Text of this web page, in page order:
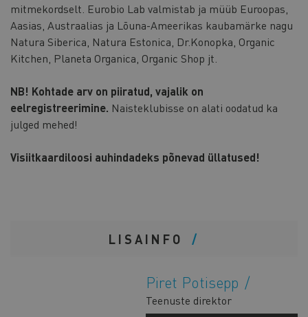
mitmekordselt. Eurobio Lab valmistab ja müüb Euroopas,
Aasias, Austraalias ja Lõuna-Ameerikas kaubamärke nagu
Natura Siberica, Natura Estonica, Dr.Konopka, Organic
Kitchen, Planeta Organica, Organic Shop jt.
NB! Kohtade arv on piiratud, vajalik on
eelregistreerimine. Naisteklubisse on alati oodatud ka
julged mehed!
Visiitkaardiloosi auhindadeks põnevad üllatused!
LISAINFO
Piret Potisepp
Teenuste direktor